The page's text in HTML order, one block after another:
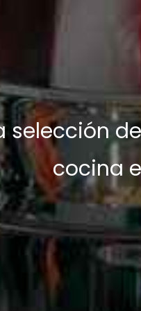
selección
cocina